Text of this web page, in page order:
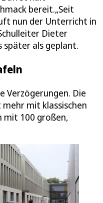
bereit.„Seit
nun der Unterricht in
Dieter
später als geplant.
Verzögerungen. Die
mit klassischen
mit 100 großen,